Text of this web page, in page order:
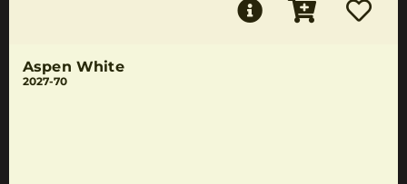
Aspen White
2027-70